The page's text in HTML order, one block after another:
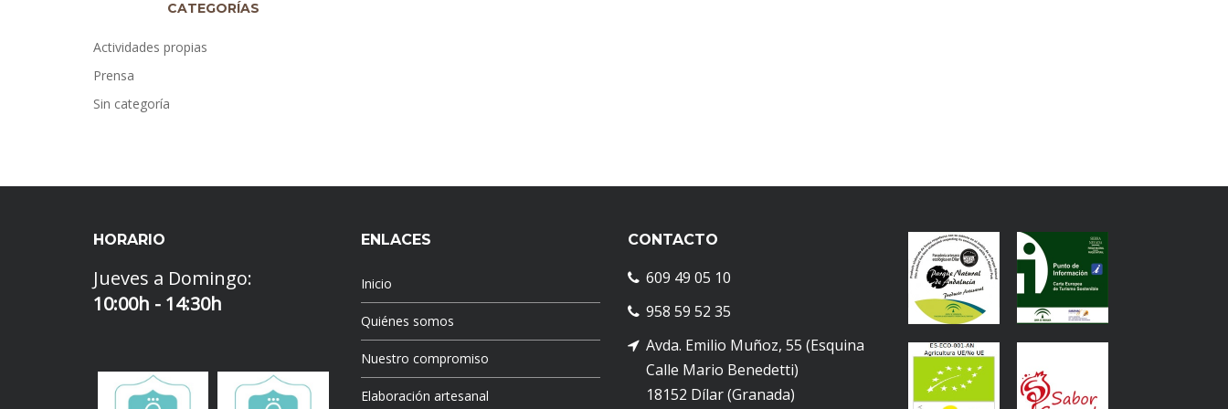
CATEGORÍAS
Actividades propias
Prensa
Sin categoría
HORARIO
Jueves a Domingo:
10:00h - 14:30h
ENLACES
Inicio
Quiénes somos
Nuestro compromiso
Elaboración artesanal
CONTACTO
609 49 05 10
958 59 52 35
Avda. Emilio Muñoz, 55 (Esquina
Calle Mario Benedetti)
18152 Dílar (Granada)